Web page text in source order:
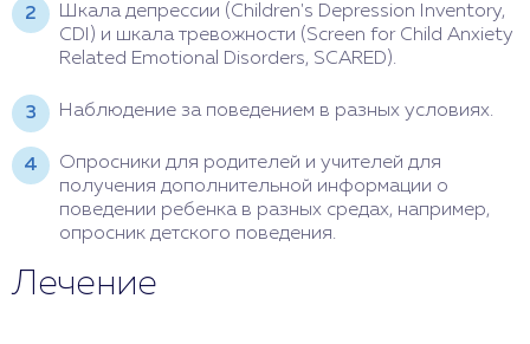
Шкала депрессии (Children's Depression Inventory,
CDI) и шкала тревожности (Screen for Child Anxiety
Related Emotional Disorders, SCARED).
Наблюдение за поведением в разных условиях.
Опросники для родителей и учителей для
получения дополнительной информации о
поведении ребенка в разных средах, например,
опросник детского поведения.
Лечение